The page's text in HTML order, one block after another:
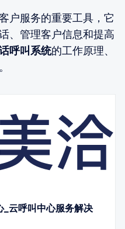
户服务的重要工具，它
、管理客户信息和提高
呼叫系统的工作原理、
_云呼叫中心服务解决